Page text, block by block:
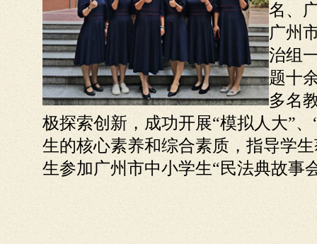
名、
广州
治组
题十
多名
极探索创新，成功开展“模拟人大”
生的核心素养和综合素质，指导学
生参加广州市中小学生“民法典故事